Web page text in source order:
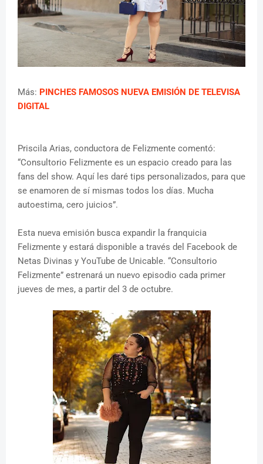
Más: PINCHES FAMOSOS NUEVA EMISIÓN DE TELEVISA
DIGITAL
Priscila Arias, conductora de Felizmente comentó:
“Consultorio Felizmente es un espacio creado para las
fans del show. Aquí les daré tips personalizados, para que
se enamoren de sí mismas todos los días. Mucha
autoestima, cero juicios”.
Esta nueva emisión busca expandir la franquicia
Felizmente y estará disponible a través del Facebook de
Netas Divinas y YouTube de Unicable. “Consultorio
Felizmente” estrenará un nuevo episodio cada primer
jueves de mes, a partir del 3 de octubre.